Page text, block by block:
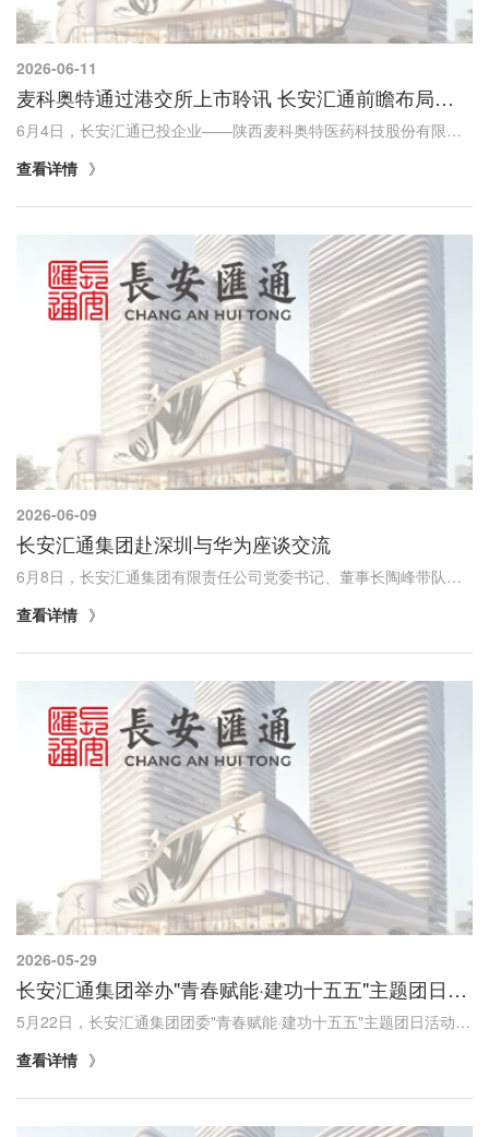
2026-06-11
麦科奥特通过港交所上市聆讯 长安汇通前瞻布局结出硕果
6月4日，长安汇通已投企业——陕西麦科奥特医药科技股份有限公司（以下简称"麦科奥特"）顺利通过港交所主板上市聆讯，将成为西北地区首家适用18A规则登陆港股的创新药企业，也是陕西省第16家港股上市公司。麦科奥特成立于2007年，由原西安交通大学医学院...
查看详情
2026-06-09
长安汇通集团赴深圳与华为座谈交流
6月8日，长安汇通集团有限责任公司党委书记、董事长陶峰带队赴深圳拜访华为公司，与华为相关负责人围绕产业投资及科创生态共建深入交流，洽谈合作方向。未来，长安汇通将持续发挥省属国资运营公司和省级科技金融平台作用，坚持产融结合、以融促产不动摇，...
查看详情
2026-05-29
长安汇通集团举办"青春赋能·建功十五五"主题团日活动
5月22日，长安汇通集团团委"青春赋能·建功十五五"主题团日活动在秦创原金融中心举行，集团系统20余名青年员工代表参加活动。本次活动设置集体学习、"创读汇"读书分享和"资本青年说"圆桌研讨三个环节，以青年为主体，以学习交流为主线，引导青年员工在阅...
查看详情